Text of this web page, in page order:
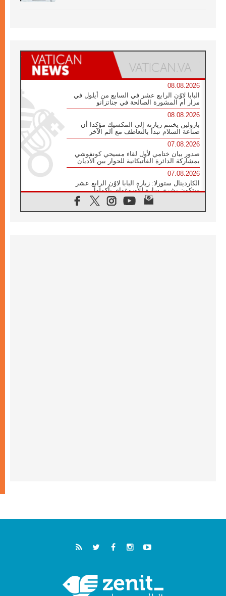
08.08.2026
البابا لاوُن الرابع عشر في السابع من أيلول في
مزار أم المشورة الصالحة في جناتزانو
08.08.2026
بارولين يختتم زيارته إلى المكسيك مؤكدا أن
صناعة السلام تبدأ بالتعاطف مع ألم الآخر
07.08.2026
صدور بيان ختامي لأول لقاء مسيحي كونفوشي
بمشاركة الدائرة الفاتيكانية للحوار بين الأديان
07.08.2026
الكاردينال ستورلا: زيارة البابا لاوُن الرابع عشر
ستكون بشرى سارة للأوروغواي بأكملها
الفاتيكان يعلن برنامج الزيارة الرسولية للبابا لاوُن